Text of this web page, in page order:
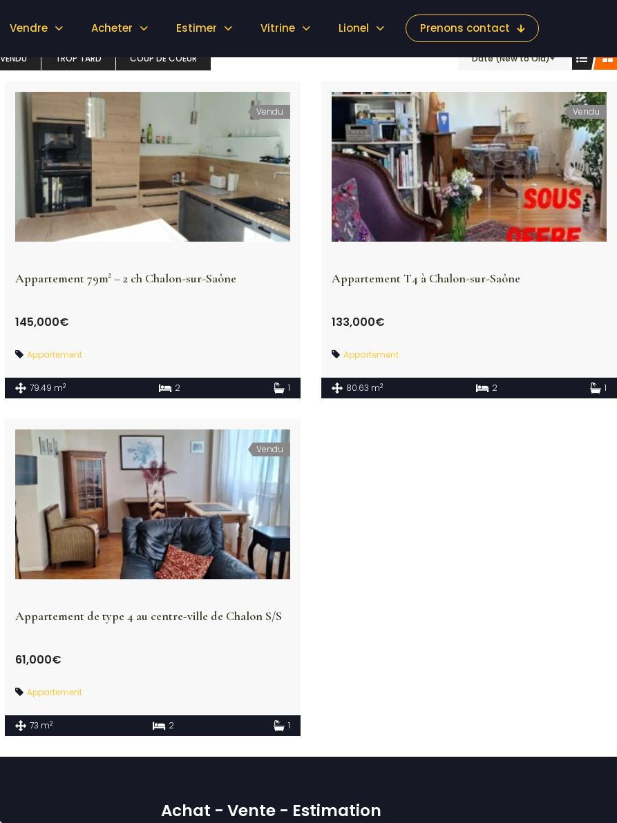
Vendre Acheter Estimer Vitrine Lionel Prenons contact
VENDU TROP TARD COUP DE COEUR Date (New to Old)
Vendu
Appartement 79m² – 2 ch Chalon-sur-Saône
145,000€
Appartement
79.49 m2 2 1
Vendu
Appartement T4 à Chalon-sur-Saône
133,000€
Appartement
80.63 m2 2 1
Vendu
Appartement de type 4 au centre-ville de Chalon S/S
61,000€
Appartement
73 m2 2 1
Achat - Vente - Estimation